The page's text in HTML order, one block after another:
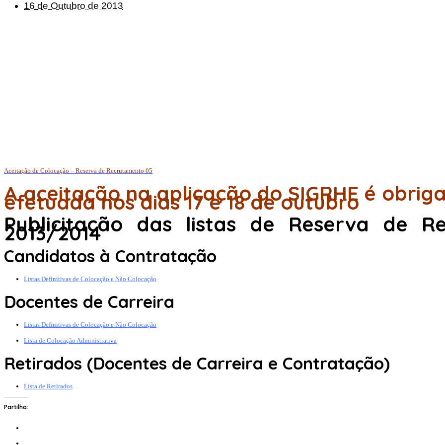
16 de Outubro de 2013
Aceitação de Colocação – Reserva de Recrutamento 05
A aceitação na aplicação do SIGRHE é
efetuada nos dias 17 e 18 de outubro
Publicitação das listas de Reserva de
2013/2014
Candidatos à Contratação
Listas Definitivas de Colocação e Não Colocação
Docentes de Carreira
Listas Definitivas de Colocação e Não Colocação
Lista de Colocação Administrativa
Retirados (Docentes de Carreira e Contratação)
Lista de Retirados
Partilha: